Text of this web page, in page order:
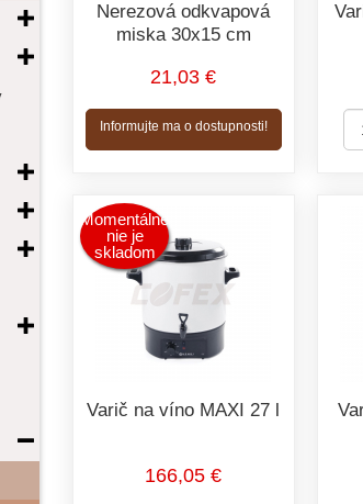
Nerezová odkvapová
miska 30x15 cm
21,03 €
Informujte ma o dostupnosti!
Momentálne
nie je
skladom
Varič na víno MAXI 27 l
166,05 €